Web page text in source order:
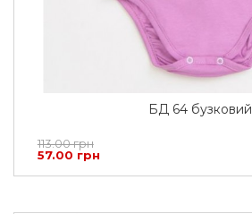
БД 64 бузковий
113.00 грн
57.00 грн